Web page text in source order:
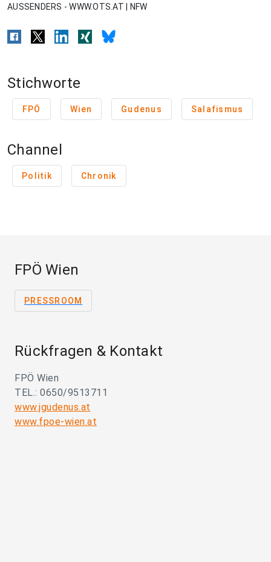
AUSSENDERS - WWW.OTS.AT | NFW
Stichworte
FPÖ Wien Gudenus Salafismus
Channel
Politik Chronik
FPÖ Wien
PRESSROOM
Rückfragen & Kontakt
FPÖ Wien
TEL.: 0650/9513711
www.jgudenus.at
www.fpoe-wien.at